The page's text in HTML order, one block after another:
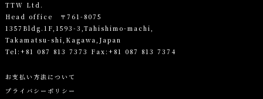
TTW Ltd.
Head office 〒761-8075
1357Bldg.1F,1593-3,Tahishimo-machi,
Takamatsu-shi,Kagawa,Japan
Tel: +81 087 813 7373 Fax:+81 087 813 7374
お支払い方法について
プライバシーポリシー